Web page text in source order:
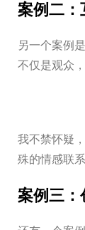
案例二：
另一个案例
不仅是观众
我不禁怀疑
殊的情感联系
案例三：